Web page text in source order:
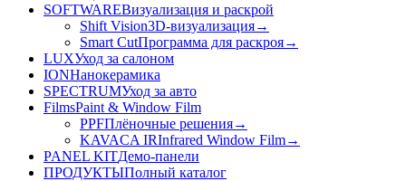
SOFTWAREВизуализация и раскрой
Shift Vision3D-визуализация→
Smart CutПрограмма для раскроя→
LUXУход за салоном
IONНанокерамика
SPECTRUMУход за авто
FilmsPaint & Window Film
PPFПлёночные решения→
KAVACA IRInfrared Window Film→
PANEL KITДемо-панели
ПРОДУКТЫПолный каталог